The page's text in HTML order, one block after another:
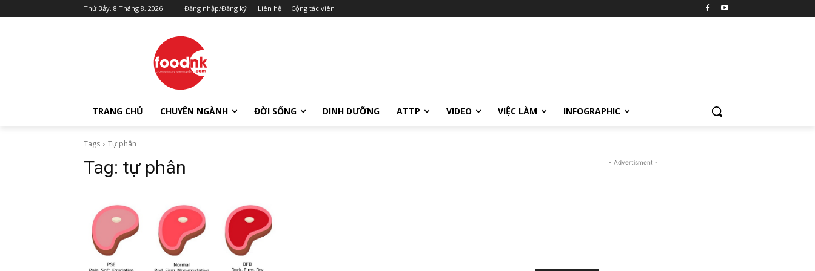
Thứ Bảy, 8 Tháng 8, 2026 Đăng nhập/Đăng ký Liên hệ Cộng tác viên
TRANG CHỦ CHUYÊN NGÀNH ĐỜI SỐNG DINH DƯỠNG ATTP VIDEO VIỆC LÀM INFOGRAPHIC
Tags Tự phân
Tag: tự phân - Advertisment -